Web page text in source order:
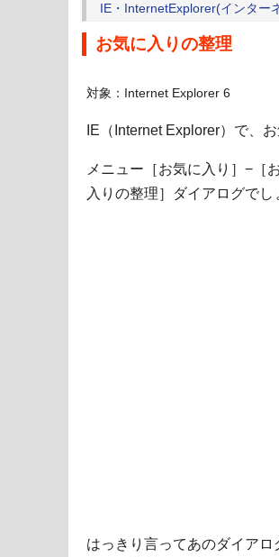
IE・InternetExplorer(インター
お気に入りの整理
対象：Internet Explorer 6
IE（Internet Explorer）で、
メニュー［お気に入り］−［
入りの整理］ダイアログでし
はっきり言ってあのダイア